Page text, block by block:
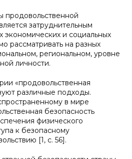
затруднительным
экономических и социальных
рассматривать на разных
региональном, уровне
личности.
«продовольственная
различные подходы.
в мире
безопасность
физического
к безопасному
[1, с. 56].